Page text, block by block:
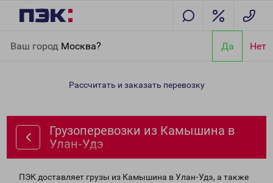
Ваш город Москва? Да Нет
Удэ
Рассчитать и заказать перевозку
Грузоперевозки из Камышина в
Улан-Удэ
ПЭК доставляет грузы из Камышина в Улан-Удэ, а также